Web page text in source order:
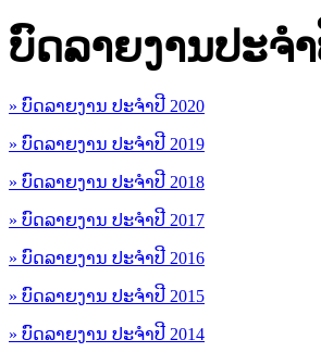
ບົດລາຍງານປະຈ
» ບົດລາຍງານ ປະຈຳປີ 2020
» ບົດລາຍງານ ປະຈຳປີ 2019
» ບົດລາຍງານ ປະຈຳປີ 2018
» ບົດລາຍງານ ປະຈຳປີ 2017
» ບົດລາຍງານ ປະຈຳປີ 2016
» ບົດລາຍງານ ປະຈຳປີ 2015
» ບົດລາຍງານ ປະຈຳປີ 2014